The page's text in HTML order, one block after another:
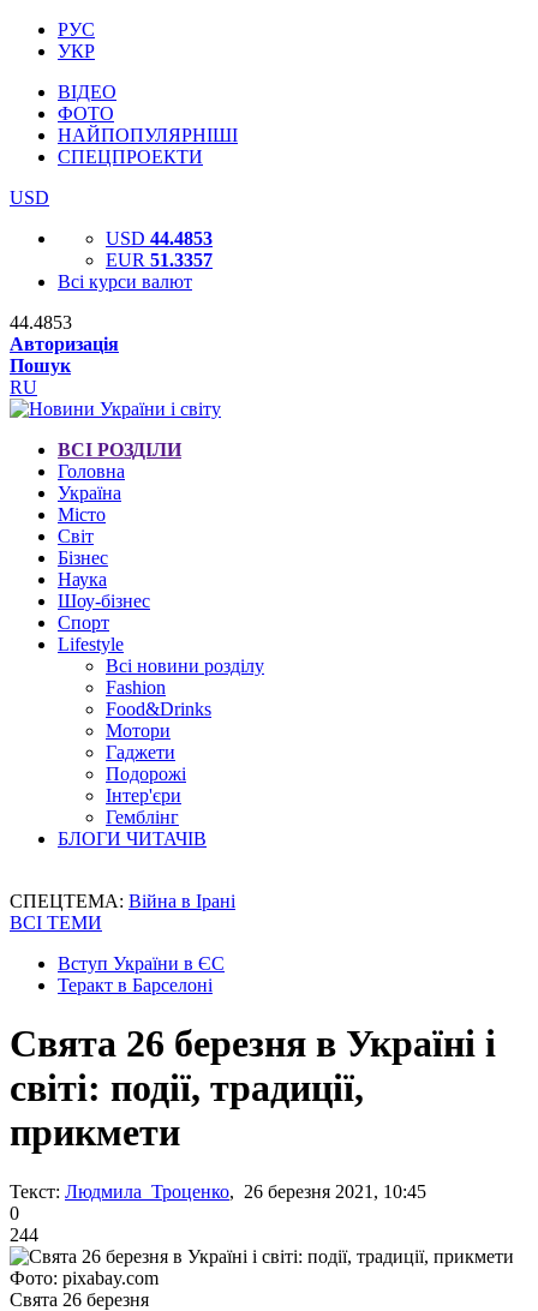
РУС
УКР
ВІДЕО
ФОТО
НАЙПОПУЛЯРНІШІ
СПЕЦПРОЕКТИ
USD
USD 44.4853
EUR 51.3357
Всі курси валют
44.4853
Авторизація
Пошук
RU
ВСІ РОЗДІЛИ
Головна
Україна
Місто
Світ
Бізнес
Наука
Шоу-бізнес
Спорт
Lifestyle
Всі новини розділу
Fashion
Food&Drinks
Мотори
Гаджети
Подорожі
Інтер'єри
Гемблінг
БЛОГИ ЧИТАЧІВ
СПЕЦТЕМА: Війна в Ірані
ВСІ ТЕМИ
Вступ України в ЄС
Теракт в Барселоні
Свята 26 березня в Україні і
світі: події, традиції,
прикмети
Текст: Людмила Троценко, 26 березня 2021, 10:45
0
244
Фото: pixabay.com
Свята 26 березня